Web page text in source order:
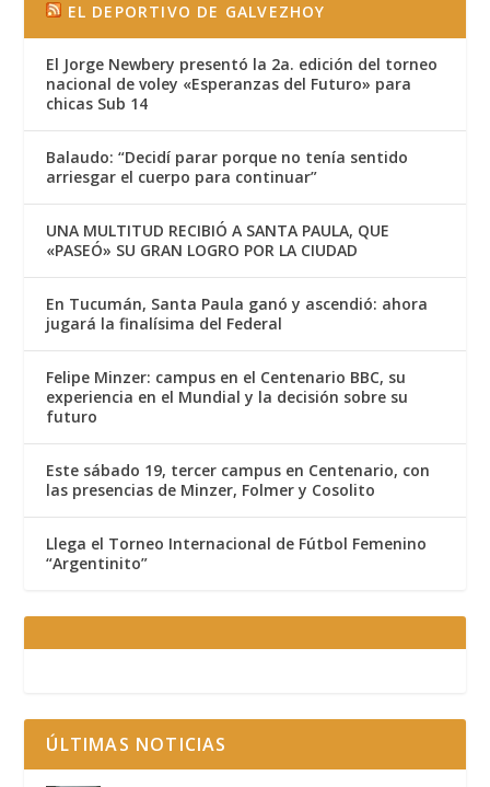
EL DEPORTIVO DE GALVEZHOY
El Jorge Newbery presentó la 2a. edición del torneo
nacional de voley «Esperanzas del Futuro» para
chicas Sub 14
Balaudo: “Decidí parar porque no tenía sentido
arriesgar el cuerpo para continuar”
UNA MULTITUD RECIBIÓ A SANTA PAULA, QUE
«PASEÓ» SU GRAN LOGRO POR LA CIUDAD
En Tucumán, Santa Paula ganó y ascendió: ahora
jugará la finalísima del Federal
Felipe Minzer: campus en el Centenario BBC, su
experiencia en el Mundial y la decisión sobre su
futuro
Este sábado 19, tercer campus en Centenario, con
las presencias de Minzer, Folmer y Cosolito
Llega el Torneo Internacional de Fútbol Femenino
“Argentinito”
ÚLTIMAS NOTICIAS